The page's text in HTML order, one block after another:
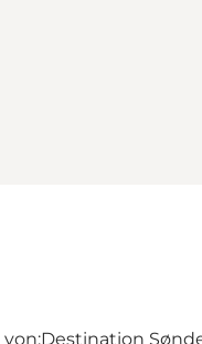
Destination